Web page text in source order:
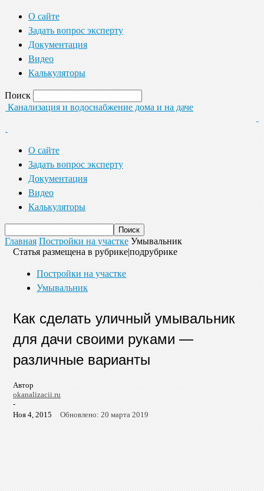
О сайте
Задать вопрос эксперту
Документация
Видео
Калькуляторы
Поиск
Канализация и водоснабжение дома и на даче
О сайте
Задать вопрос эксперту
Документация
Видео
Калькуляторы
Главная Постройки на участке Умывальник
Статья размещена в рубрике|подрубрике
Постройки на участке
Умывальник
Как сделать уличный умывальник
для дачи своими руками —
различные варианты
Автор
okanalizacii.ru
-
Ноя 4, 2015
Обновлено: 20 марта 2019